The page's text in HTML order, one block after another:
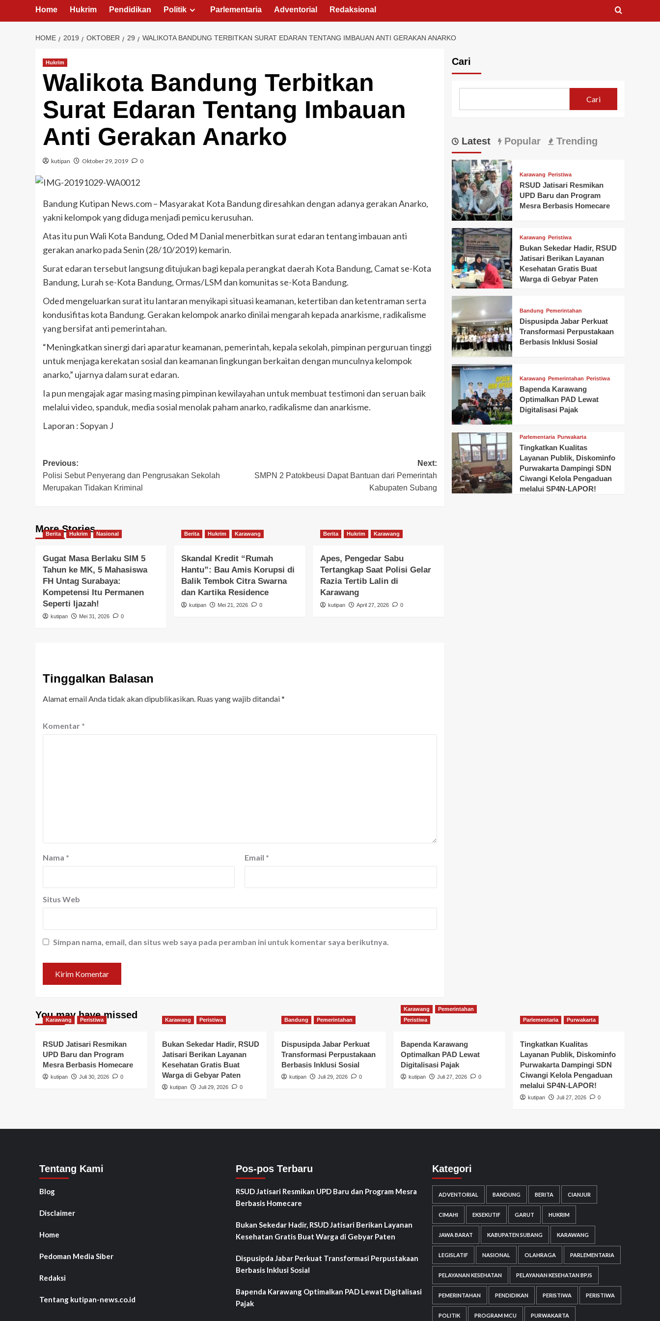
Home Hukrim Pendidikan Politik Parlementaria Adventorial Redaksional
HOME 2019 OKTOBER 29 WALIKOTA BANDUNG TERBITKAN SURAT EDARAN TENTANG IMBAUAN ANTI GERAKAN ANARKO
Hukrim
Walikota Bandung Terbitkan
Surat Edaran Tentang Imbauan
Anti Gerakan Anarko
kutipan Oktober 29, 2019 0
Bandung Kutipan News.com – Masyarakat Kota Bandung diresahkan dengan adanya gerakan Anarko,
yakni kelompok yang diduga menjadi pemicu kerusuhan.
Atas itu pun Wali Kota Bandung, Oded M Danial menerbitkan surat edaran tentang imbauan anti
gerakan anarko pada Senin (28/10/2019) kemarin.
Surat edaran tersebut langsung ditujukan bagi kepala perangkat daerah Kota Bandung, Camat se-Kota
Bandung, Lurah se-Kota Bandung, Ormas/LSM dan komunitas se-Kota Bandung.
Oded mengeluarkan surat itu lantaran menyikapi situasi keamanan, ketertiban dan ketentraman serta
kondusifitas kota Bandung. Gerakan kelompok anarko dinilai mengarah kepada anarkisme, radikalisme
yang bersifat anti pemerintahan.
“Meningkatkan sinergi dari aparatur keamanan, pemerintah, kepala sekolah, pimpinan perguruan tinggi
untuk menjaga kerekatan sosial dan keamanan lingkungan berkaitan dengan munculnya kelompok
anarko,” ujarnya dalam surat edaran.
Ia pun mengajak agar masing masing pimpinan kewilayahan untuk membuat testimoni dan seruan baik
melalui video, spanduk, media sosial menolak paham anarko, radikalisme dan anarkisme.
Laporan : Sopyan J
Post
navigation
Previous:
Polisi Sebut Penyerang dan Pengrusakan Sekolah
Merupakan Tidakan Kriminal
Next:
SMPN 2 Patokbeusi Dapat Bantuan dari Pemerintah
Kabupaten Subang
More Stories
Berita Hukrim Nasional
Gugat Masa Berlaku SIM 5
Tahun ke MK, 5 Mahasiswa
FH Untag Surabaya:
Kompetensi Itu Permanen
Seperti Ijazah!
kutipan Mei 31, 2026 0
Berita Hukrim Karawang
Skandal Kredit “Rumah
Hantu”: Bau Amis Korupsi di
Balik Tembok Citra Swarna
dan Kartika Residence
kutipan Mei 21, 2026 0
Berita Hukrim Karawang
Apes, Pengedar Sabu
Tertangkap Saat Polisi Gelar
Razia Tertib Lalin di
Karawang
kutipan April 27, 2026 0
Tinggalkan Balasan
Alamat email Anda tidak akan dipublikasikan. Ruas yang wajib ditandai*
Komentar *
Nama * Email *
Situs Web
Simpan nama, email, dan situs web saya pada peramban ini untuk komentar saya berikutnya.
Cari
Cari
Latest Popular Trending
Karawang Peristiwa
RSUD Jatisari Resmikan
UPD Baru dan Program
Mesra Berbasis Homecare
Karawang Peristiwa
Bukan Sekedar Hadir, RSUD
Jatisari Berikan Layanan
Kesehatan Gratis Buat
Warga di Gebyar Paten
Bandung Pemerintahan
Dispusipda Jabar Perkuat
Transformasi Perpustakaan
Berbasis Inklusi Sosial
Karawang Pemerintahan Peristiwa
Bapenda Karawang
Optimalkan PAD Lewat
Digitalisasi Pajak
Parlementaria Purwakarta
Tingkatkan Kualitas
Layanan Publik, Diskominfo
Purwakarta Dampingi SDN
Ciwangi Kelola Pengaduan
melalui SP4N-LAPOR!
You may have missed
Karawang Peristiwa
RSUD Jatisari Resmikan
UPD Baru dan Program
Mesra Berbasis Homecare
kutipan Juli 30, 2026 0
Karawang Peristiwa
Bukan Sekedar Hadir, RSUD
Jatisari Berikan Layanan
Kesehatan Gratis Buat
Warga di Gebyar Paten
kutipan Juli 29, 2026 0
Bandung Pemerintahan
Dispusipda Jabar Perkuat
Transformasi Perpustakaan
Berbasis Inklusi Sosial
kutipan Juli 29, 2026 0
Karawang
Pemerintahan
Peristiwa
Bapenda Karawang
Optimalkan PAD Lewat
Digitalisasi Pajak
kutipan Juli 27, 2026 0
Parlementaria Purwakarta
Tingkatkan Kualitas
Layanan Publik, Diskominfo
Purwakarta Dampingi SDN
Ciwangi Kelola Pengaduan
melalui SP4N-LAPOR!
kutipan Juli 27, 2026 0
Tentang Kami
Blog
Disclaimer
Home
Pedoman Media Siber
Redaksi
Tentang kutipan-news.co.id
Pos-pos Terbaru
RSUD Jatisari Resmikan UPD Baru dan Program Mesra
Berbasis Homecare
Bukan Sekedar Hadir, RSUD Jatisari Berikan Layanan
Kesehatan Gratis Buat Warga di Gebyar Paten
Dispusipda Jabar Perkuat Transformasi Perpustakaan
Berbasis Inklusi Sosial
Bapenda Karawang Optimalkan PAD Lewat Digitalisasi
Pajak
Kategori
ADVENTORIAL BANDUNG BERITA CIANJUR
CIMAHI EKSEKUTIF GARUT HUKRIM
JAWA BARAT KABUPATEN SUBANG KARAWANG
LEGISLATIF NASIONAL OLAHRAGA PARLEMENTARIA
PELAYANAN KESEHATAN PELAYANAN KESEHATAN BPJS
PEMERINTAHAN PENDIDIKAN PERISTIWA PERISTIWA
POLITIK PROGRAM MCU PURWAKARTA